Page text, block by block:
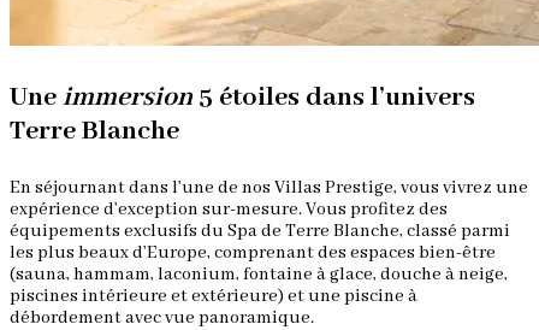
Uneimmersion 5 étoiles dans l’univers
Terre Blanche
En séjournant dans l’une de nos Villas Prestige, vous vivrez une
expérience d’exception sur-mesure. Vous profitez des
équipements exclusifs du Spa de Terre Blanche, classé parmi
les plus beaux d’Europe, comprenant des espaces bien-être
(sauna, hammam, laconium, fontaine à glace, douche à neige,
piscines intérieure et extérieure) et une piscine à
débordement avec vue panoramique.